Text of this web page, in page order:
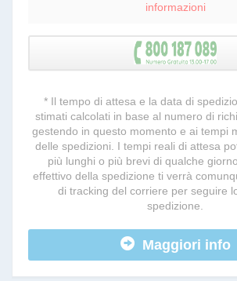
informazioni
* Il tempo di attesa e la data di
stimati calcolati in base al numero di
gestendo in questo momento e ai tempi
delle spedizioni. I tempi reali di attesa
più lunghi o più brevi di qualche
effettivo della spedizione ti verrà
di tracking del corriere per seguire
spedizione.
Maggiori info